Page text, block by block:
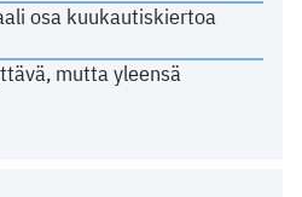
osa kuukautiskiertoa
mutta yleensä